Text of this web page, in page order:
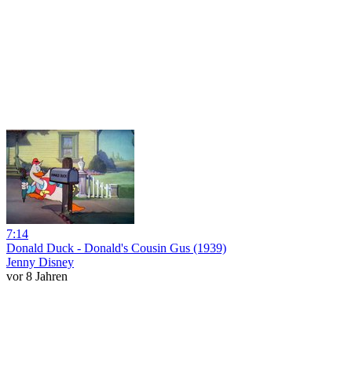
7:14
Donald Duck - Donald's Cousin Gus (1939)
Jenny Disney
vor 8 Jahren